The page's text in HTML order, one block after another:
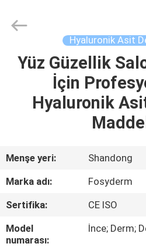
EVDE
ÜRÜN
HAKKIMIZDA
TURU
Trading
Rights
Reserved.
Hyaluronik Asit
Yüz Güzellik
İçin
Hyaluronik
Menşe yeri:
Shandong
Marka adı:
Fosyderm
Sertifika:
CE ISO
Model
numarası:
İnce; Derm;